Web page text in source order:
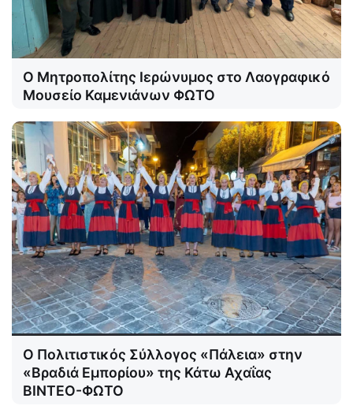
Ο Μητροπολίτης Ιερώνυμος στο Λαογραφικό
Μουσείο Καμενιάνων ΦΩΤΟ
Ο Πολιτιστικός Σύλλογος «Πάλεια» στην
«Βραδιά Εμπορίου» της Κάτω Αχαΐας
ΒΙΝΤΕΟ-ΦΩΤΟ